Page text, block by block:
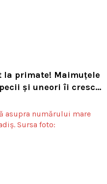
la primate! Maimuțele
și uneori îi cresc